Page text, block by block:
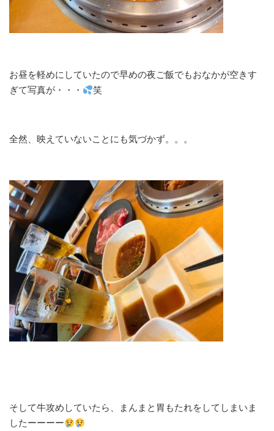
お昼を軽めにしていたので早めの夜ご飯でもおなかが空きす
ぎて写真が・・・
笑
全然、映えていないことにも気づかず。。。
そして牛攻めしていたら、まんまと胃もたれをしてしまいま
したーーーー